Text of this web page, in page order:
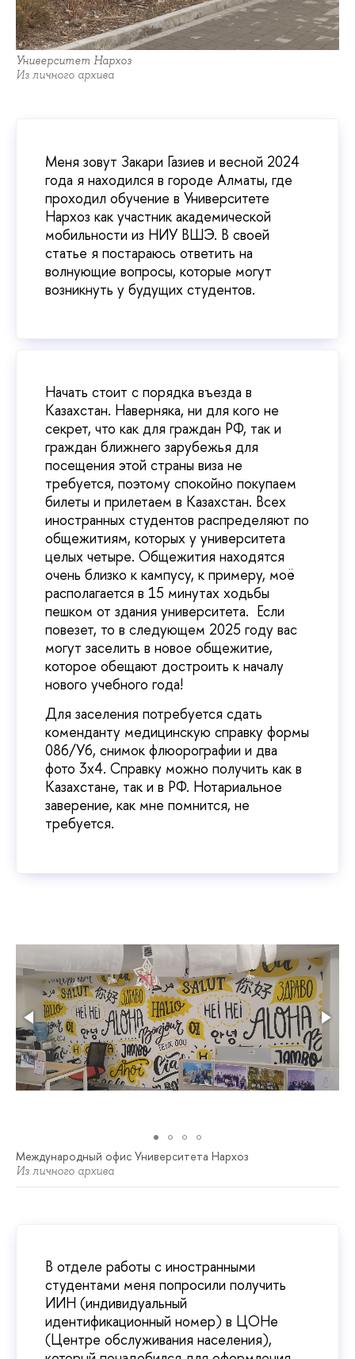
Университет Нархоз
Из личного архива
Меня зовут Закари Газиев и весной 2024
года я находился в городе Алматы, где
проходил обучение в Университете
Нархоз как участник академической
мобильности из НИУ ВШЭ. В своей
статье я постараюсь ответить на
волнующие вопросы, которые могут
возникнуть у будущих студентов.
Начать стоит с порядка въезда в
Казахстан. Наверняка, ни для кого не
секрет, что как для граждан РФ, так и
граждан ближнего зарубежья для
посещения этой страны виза не
требуется, поэтому спокойно покупаем
билеты и прилетаем в Казахстан. Всех
иностранных студентов распределяют по
общежитиям, которых у университета
целых четыре. Общежития находятся
очень близко к кампусу, к примеру, моё
располагается в 15 минутах ходьбы
пешком от здания университета. Если
повезет, то в следующем 2025 году вас
могут заселить в новое общежитие,
которое обещают достроить к началу
нового учебного года!
Для заселения потребуется сдать
коменданту медицинскую справку формы
086/У6, снимок флюорографии и два
фото 3х4. Справку можно получить как в
Казахстане, так и в РФ. Нотариальное
заверение, как мне помнится, не
требуется.
Международный офис Университета Нархоз
Из личного архива
В отделе работы с иностранными
студентами меня попросили получить
ИИН (индивидуальный
идентификационный номер) в ЦОНе
(Центре обслуживания населения),